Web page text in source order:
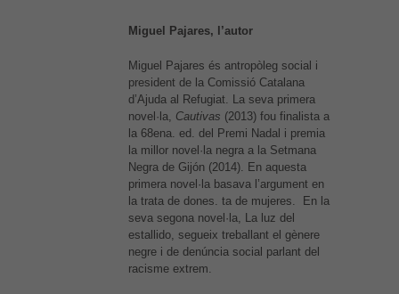
Miguel Pajares, l’autor
Miguel Pajares és antropòleg social i
president de la Comissió Catalana
d’Ajuda al Refugiat. La seva primera
novel·la, Cautivas (2013) fou finalista a
la 68ena. ed. del Premi Nadal i premia
la millor novel·la negra a la Setmana
Negra de Gijón (2014). En aquesta
primera novel·la basava l’argument en
la trata de dones. ta de mujeres. En la
seva segona novel·la, La luz del
estallido, segueix treballant el gènere
negre i de denúncia social parlant del
racisme extrem.